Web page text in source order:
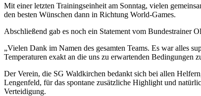
Mit einer letzten Trainingseinheit am Sonntag, vielen
den besten Wünschen dann in Richtung World-Games.
Abschließend gab es noch ein Statement vom Bundestrainer
„Vielen Dank im Namen des gesamten Teams. Es war alles
Temperaturen exakt an die uns zu erwartenden Bedingungen
Der Verein, die SG Waldkirchen bedankt sich bei allen
Lengenfeld, für das spontane zusätzliche Highlight und
Verteidigung.